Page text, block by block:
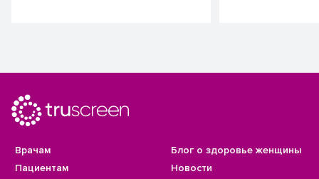
Врачам
Пациентам
Блог о здоровье женщины
Новости